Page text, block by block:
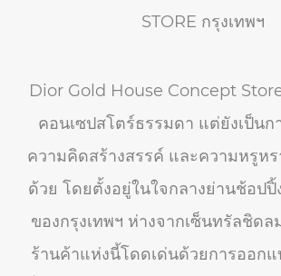
STORE กรุงเทพฯ
Dior Gold House Concept
คอนเซปสโตร์ธรรมดา แต่ยังเป็นก
ความคิดสร้างสรรค์ และความหรูห
ด้วย โดยตั้งอยู่ในใจกลางย่านช้อปปิ้
ของกรุงเทพฯ ห่างจากเซ็นทรัลชิดล
ร้านค้าแห่งนี้โดดเด่นด้วยการออก